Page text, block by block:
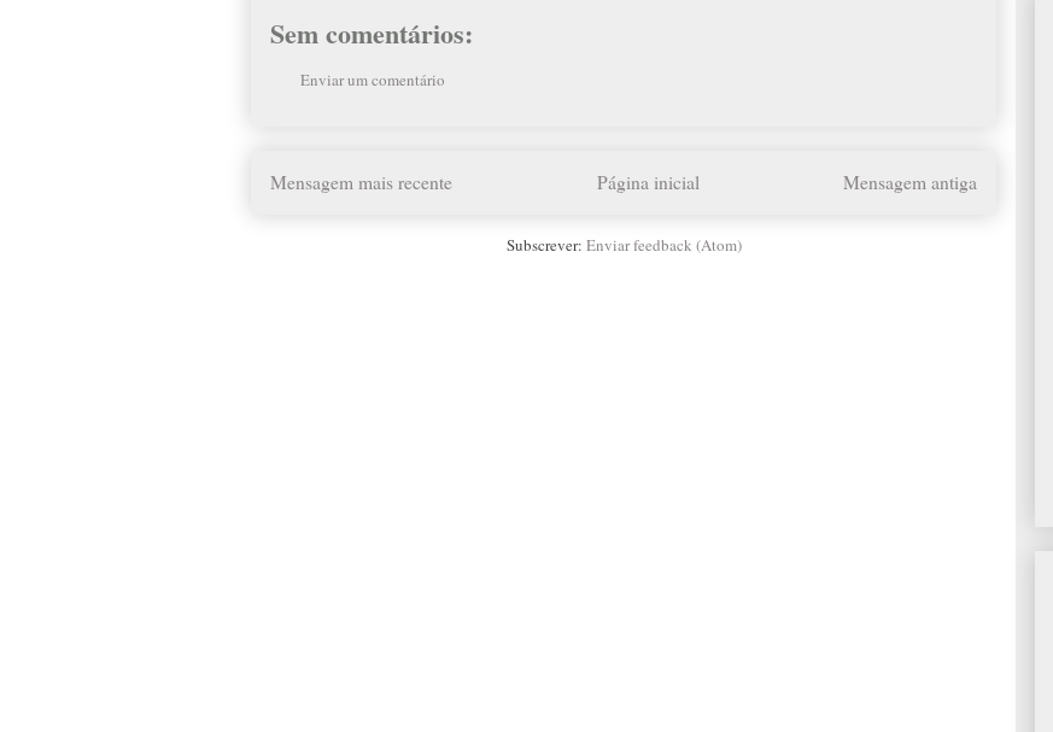
Sem comentários:
Enviar um comentário
Mensagem mais recente Mensagem antiga
Página inicial
Subscrever: Enviar feedback (Atom)